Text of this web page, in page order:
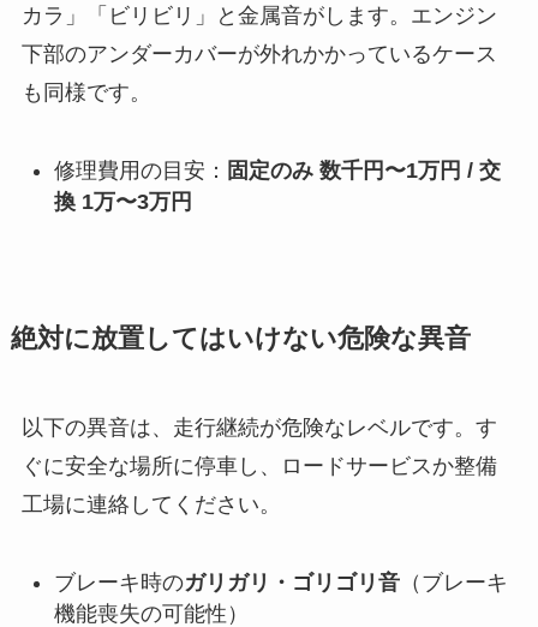
カラ」「ビリビリ」と金属音がします。エンジン
下部のアンダーカバーが外れかかっているケース
も同様です。
修理費用の目安： 固定のみ 数千円〜1万円 / 交
換 1万〜3万円
絶対に放置してはいけない危険な異音
以下の異音は、走行継続が危険なレベルです。す
ぐに安全な場所に停車し、ロードサービスか整備
工場に連絡してください。
ブレーキ時のガリガリ・ゴリゴリ音（ブレーキ
機能喪失の可能性）